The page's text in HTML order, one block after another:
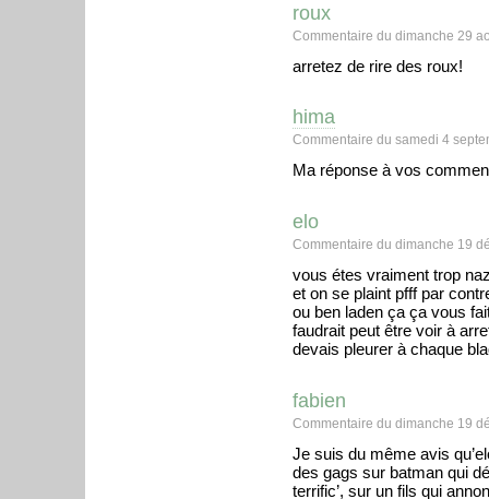
roux
Commentaire du dimanche 29
arretez de rire des roux!
hima
Commentaire du samedi 4
Ma réponse à vos
elo
Commentaire du dimanche 19
vous étes vraiment trop
et on se plaint pfff par
ou ben laden ça ça vous
faudrait peut être voir à
devais pleurer à chaque
fabien
Commentaire du dimanche 19
Je suis du même avis
des gags sur batman qui
terrific’, sur un fils qui